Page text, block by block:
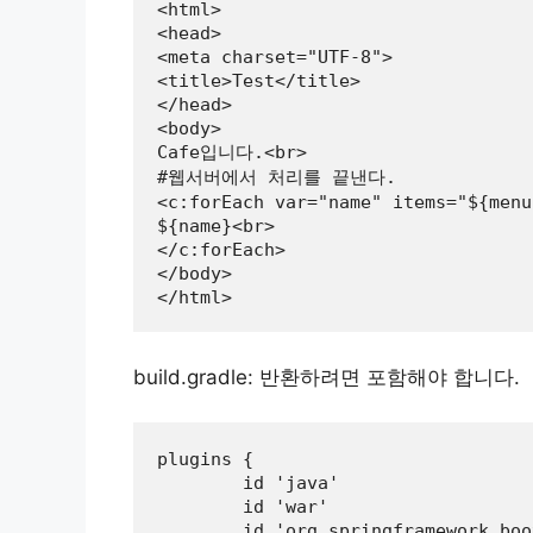
<html>
<head>
<meta charset="UTF-8">
<title>Test</title>
</head>
<body>
Cafe입니다.<br>
#웹서버에서 처리를 끝낸다.
<c:forEach var="name"
${name}<br>
</c:forEach>
</body>
</html>
build.gradle: 반환하려면 포함해야 합니다.
plugins {